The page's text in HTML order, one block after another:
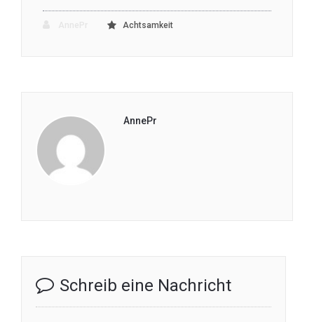
Achtsamkeit
AnnePr
Schreib eine Nachricht